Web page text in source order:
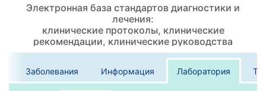
Электронная база стандартов диагностики и
лечения:
клинические протоколы, клинические
рекомендации, клинические руководства
Заболевания Информация Лаборатория